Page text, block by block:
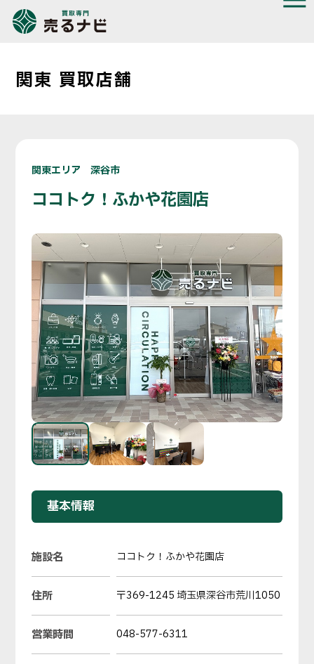
関東 買取店舗
関東エリア 深谷市
ココトク！ふかや花園店
基本情報
施設名 ココトク！ふかや花園店
住所 〒369-1245 埼玉県深谷市荒川1050
営業時間 048-577-6311